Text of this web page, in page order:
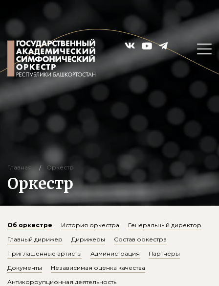
Главная Оркестр
Оркестр
Об оркестре История оркестра
Генеральный директор
Главный дирижер
Дирижеры
Состав оркестра
Приглашённые артисты
Администрация
Партнеры
Документы
Независимая оценка качества
Антикоррупционная деятельность